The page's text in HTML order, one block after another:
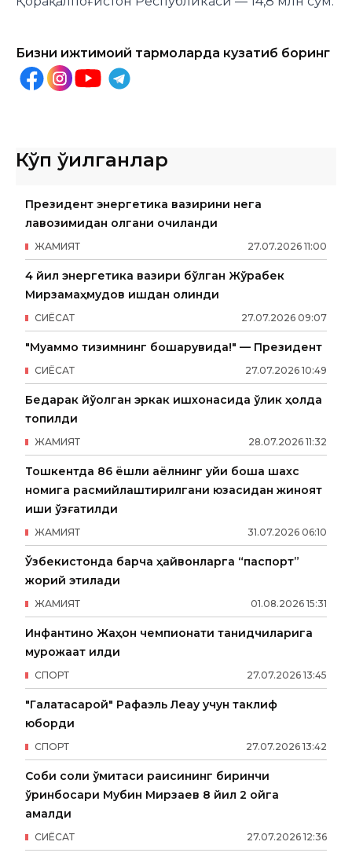
Бизни ижтимоий тармоқларда кузатиб боринг
Кўп ўқилганлар
Президент энергетика вазирини нега
лавозимидан олгани очиқланди
27.07.2026 11:00
ЖАМИЯТ
4 йил энергетика вазири бўлган Жўрабек
Мирзамаҳмудов ишдан олинди
27.07.2026 09:07
СИËСАТ
"Муаммо тизимнинг бошқарувида!" — Президент
27.07.2026 10:49
СИËСАТ
Бедарак йўқолган эркак ишхонасида ўлик ҳолда
топилди
28.07.2026 11:32
ЖАМИЯТ
Тошкентда 86 ёшли аёлнинг уйи бошқа шахс
номига расмийлаштирилгани юзасидан жиноят
иши қўзғатилди
31.07.2026 06:10
ЖАМИЯТ
Ўзбекистонда барча ҳайвонларга “паспорт”
жорий этилади
01.08.2026 15:31
ЖАМИЯТ
Инфантино Жаҳон чемпионати танқидчиларига
мурожаат қилди
27.07.2026 13:45
СПОРТ
"Галатасарой" Рафаэль Леау учун таклиф
юборди
27.07.2026 13:42
СПОРТ
Собиқ солиқ қўмитаси раисининг биринчи
ўринбосари Мубин Мирзаев 8 йил 2 ойга
қамалди
27.07.2026 12:36
СИËСАТ